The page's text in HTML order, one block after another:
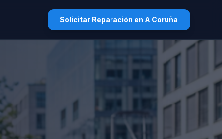
Solicitar Reparación en A Coruña